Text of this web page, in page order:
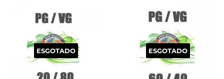
ESGOTADO ESGOTADO